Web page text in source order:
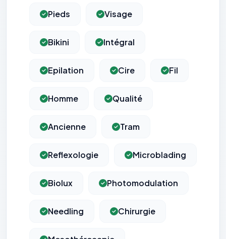
Pieds Visage
Bikini Intégral
Epilation Cire Fil
Homme Qualité
Ancienne Tram
Reflexologie Microblading
Biolux Photomodulation
Needling Chirurgie